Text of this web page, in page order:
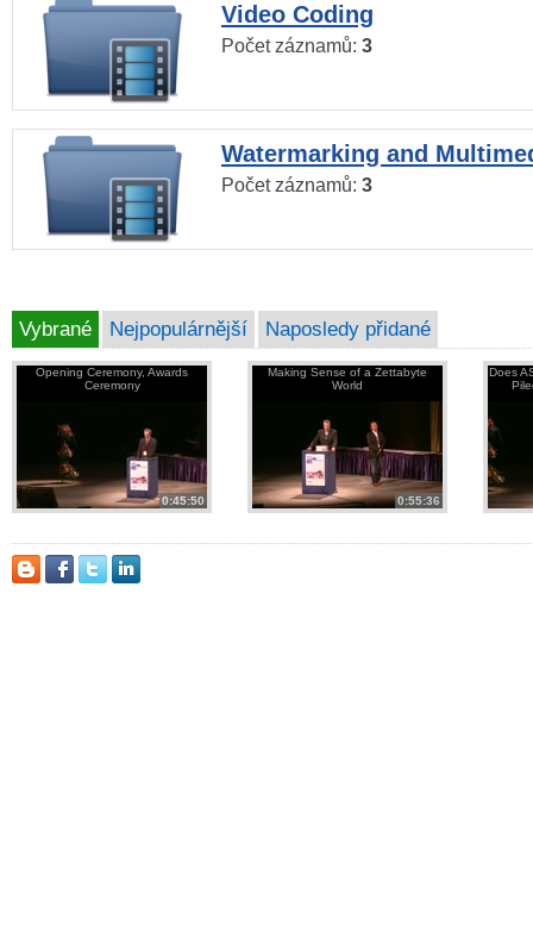
Video Coding
Počet záznamů: 3
Watermarking and
Počet záznamů: 3
Vybrané Nejpopulárnější Naposledy přidané
Opening Ceremony, Awards
Ceremony
0:45:50
Making Sense of a Zettabyte
World
0:55:36
Does